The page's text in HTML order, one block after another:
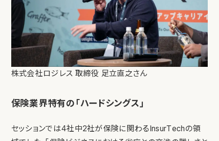
株式会社ロジレス 取締役 足立直之さん
保険業界特有の「ハードシングス」
セッションでは4社中2社が保険に関わるInsurTechの領